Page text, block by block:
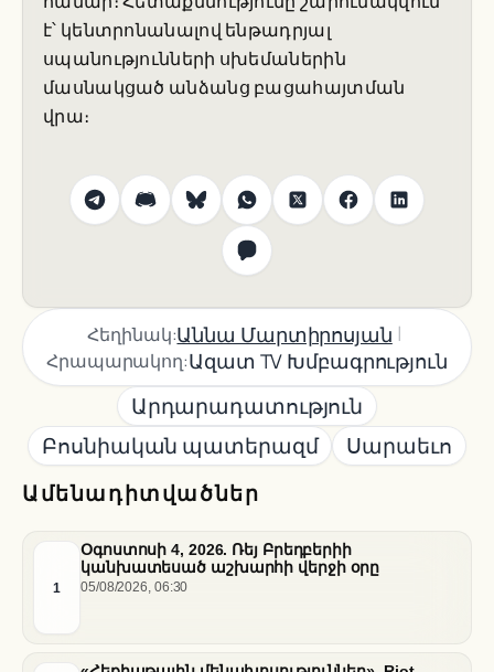
Ամենադիտվածներ
1
Օգոստոսի 4, 2026. Ռեյ Բրեդբերիի
կանխատեսած աշխարհի վերջի օրը
05/08/2026, 06:30
է՝ կենտրոնանալով ենթադրյալ
սպանությունների սխեմաներին
մասնակցած անձանց բացահայտման
վրա։
Հեղինակ:Աննա Մարտիրոսյան |
Հրապարակող:Ազատ TV Խմբագրություն
Արդարադատություն
Բոսնիական պատերազմ
Սարաեւո